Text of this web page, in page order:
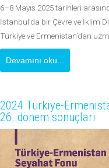
6–8 Mayıs 2025 tarihleri
İstanbul’da bir Çevre ve İklim
Türkiye ve Ermenistan’dan
Devamını oku...
2024 Türkiye-
26. dönem sonuçları